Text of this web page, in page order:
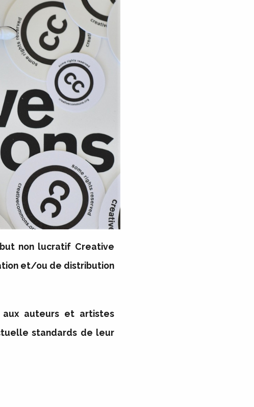
non lucratif Creative
et/ou de distribution
auteurs et artistes
standards de leur